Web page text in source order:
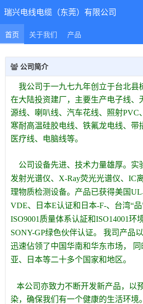
瑞兴电线电缆（东莞）有限公司
首页 关于我们 产品
公司简介
我公司于一九七九年创立于台北县
在大陆投资建厂，主要生产电子线、
源线、喇叭线、汽车花线、照射PVC
寒耐高温硅胶电线、铁氟龙电线、带
医疗线、电脑线等。
公司设备先进、技术力量雄厚。实
发射光谱仪、X-Ray荧光光谱仪、IC
理物质检测设备。产品已获得美国
VDE、日本E认证和日本-F-、台湾“
ISO9001质量体系认証和ISO14001环
SONY-GP绿色伙伴认证。 我司产品
迅速佔领了中国华南和华东市场，
亚、日本等二十多个国家和地区。
本公司亦致力不断开发新产品，以
染，确保我们有一个健康的生活环境